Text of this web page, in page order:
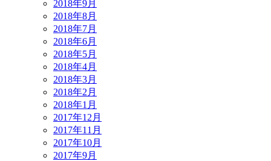
2018年9月
2018年8月
2018年7月
2018年6月
2018年5月
2018年4月
2018年3月
2018年2月
2018年1月
2017年12月
2017年11月
2017年10月
2017年9月